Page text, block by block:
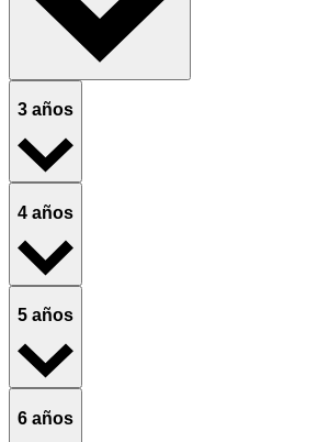
3 años
4 años
5 años
6 años